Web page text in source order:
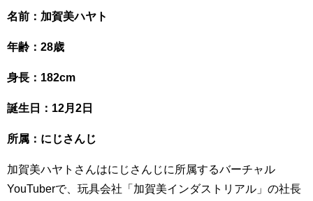
名前：加賀美ハヤト
年齢：28歳
身長：182cm
誕生日：12月2日
所属：にじさんじ
加賀美ハヤトさんはにじさんじに所属するバーチャル
YouTuberで、玩具会社「加賀美インダストリアル」の社長